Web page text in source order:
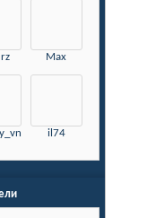
Max
il74